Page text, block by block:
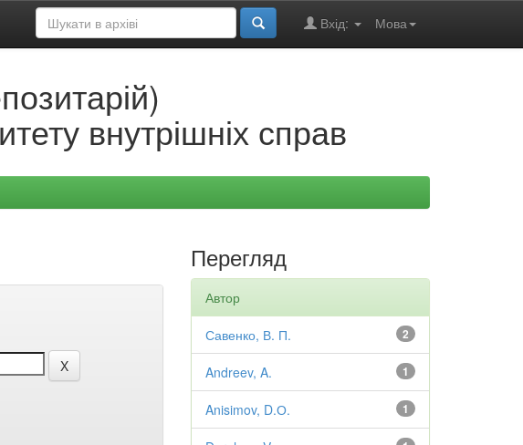
Мова
Вхід:
внутрішніх справ
Перегляд
Автор
2
Савенко, В. П.
1
Andreev, A.
1
Anisimov, D.О.